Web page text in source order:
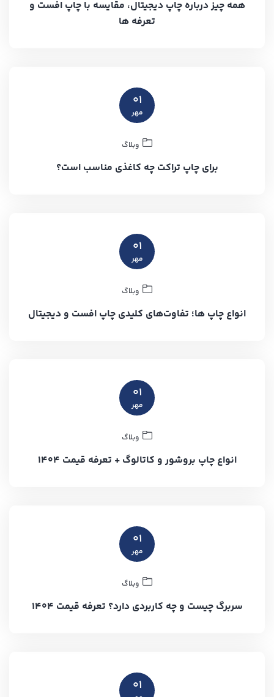
همه چیز درباره چاپ دیجیتال، مقایسه با چاپ افست و
تعرفه ها
۰۱
مهر
وبلاگ
برای چاپ تراکت چه کاغذی مناسب است؟
۰۱
مهر
وبلاگ
انواع چاپ ها؛ تفاوت‌های کلیدی چاپ افست و دیجیتال
۰۱
مهر
وبلاگ
انواع چاپ بروشور و کاتالوگ + تعرفه قیمت ۱۴۰۴
۰۱
مهر
وبلاگ
سربرگ چیست و چه کاربردی دارد؟ تعرفه قیمت ۱۴۰۴
۰۱